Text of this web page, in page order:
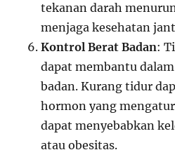
tekanan darah
menjaga kesehatan
Kontrol Berat Badan:
dapat membantu
badan. Kurang tidur
hormon yang
dapat menyebabkan
atau obesitas.